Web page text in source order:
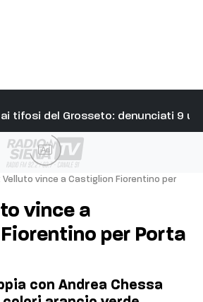
tifosi del Grosseto: denunciati 9
bellissimo. Indimenticabile”
Ad
Velluto vince a Castiglion Fiorentino per
vince a
per Porta
con Andrea Chessa